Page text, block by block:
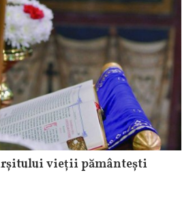
vieții pământești